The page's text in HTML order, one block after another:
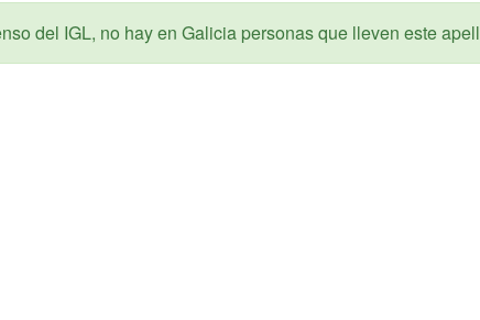
del IGL, no hay en Galicia personas que lleven este